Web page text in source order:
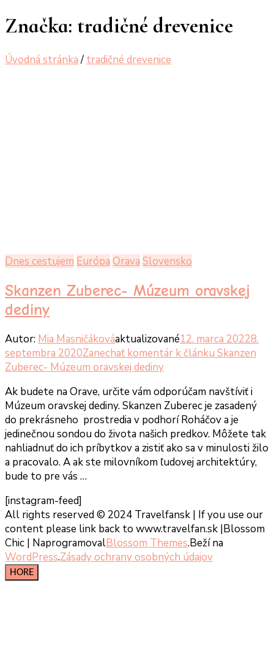
Značka: tradičné drevenice
Úvodná stránka / tradičné drevenice
Dnes cestujem Európa Orava Slovensko
Skanzen Zuberec- Múzeum oravskej
dediny
Autor: Mia Masničákováaktualizované12. marca 20228.
septembra 2020Zanechať komentár k článku Skanzen
Zuberec- Múzeum oravskej dediny
Ak budete na Orave, určite vám odporúčam navštíviť i
Múzeum oravskej dediny. Skanzen Zuberec je zasadený
do prekrásneho prostredia v podhorí Roháčov a je
jedinečnou sondou do života našich predkov. Môžete tak
nahliadnuť do ich príbytkov a zistiť ako sa v minulosti žilo
a pracovalo. A ak ste milovníkom ľudovej architektúry,
bude to pre vás …
[instagram-feed]
All rights reserved © 2024 Travelfansk | If you use our
content please link back to www.travelfan.sk |Blossom
Chic | NaprogramovalBlossom Themes.Beží na
WordPress.Zásady ochrany osobných údajov
HORE